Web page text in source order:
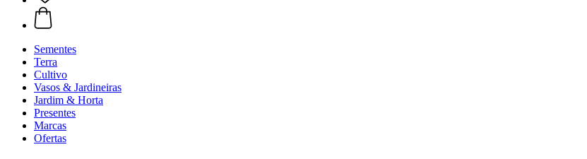
Sementes
Terra
Cultivo
Vasos & Jardineiras
Jardim & Horta
Presentes
Marcas
Ofertas